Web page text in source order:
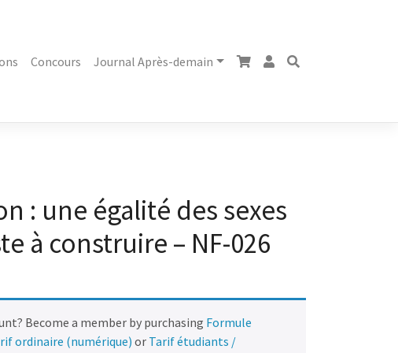
Concours Journal Après-demain
: une égalité des sexes
à construire – NF-026
Become a member by purchasing Formule
ordinaire (numérique) or Tarif étudiants /